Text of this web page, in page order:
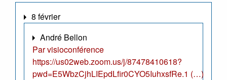
8 février
André Bellon
Par visioconférence
https://us02web.zoom.us/j/87478410618?
pwd=E5WbzCjhLIEpdLfir0CYO5IuhxsfRe.1 (…)